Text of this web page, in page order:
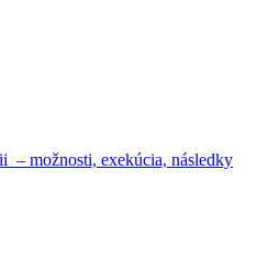
– možnosti, exekúcia, následky